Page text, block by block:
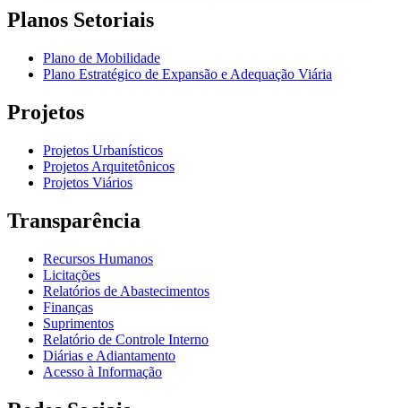
Planos Setoriais
Plano de Mobilidade
Plano Estratégico de Expansão e Adequação Viária
Projetos
Projetos Urbanísticos
Projetos Arquitetônicos
Projetos Viários
Transparência
Recursos Humanos
Licitações
Relatórios de Abastecimentos
Finanças
Suprimentos
Relatório de Controle Interno
Diárias e Adiantamento
Acesso à Informação